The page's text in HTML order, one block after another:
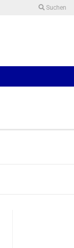
Suchen
Passwort vergessen?